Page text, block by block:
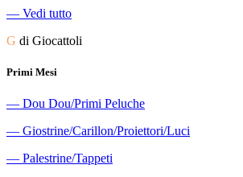
― Vedi tutto
G di Giocattoli
Primi Mesi
― Dou Dou/Primi Peluche
― Giostrine/Carillon/Proiettori/Luci
― Palestrine/Tappeti